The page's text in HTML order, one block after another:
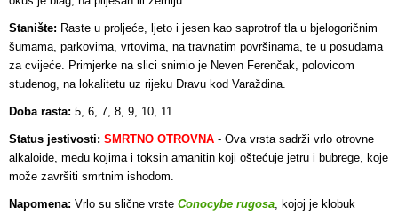
Stanište: Raste u proljeće, ljeto i jesen kao saprotrof tla u bjelogoričnim
šumama, parkovima, vrtovima, na travnatim površinama, te u posudama
za cvijeće. Primjerke na slici snimio je Neven Ferenčak, polovicom
studenog, na lokalitetu uz rijeku Dravu kod Varaždina.
Doba rasta: 5, 6, 7, 8, 9, 10, 11
Status jestivosti: SMRTNO OTROVNA - Ova vrsta sadrži vrlo otrovne
alkaloide, među kojima i toksin amanitin koji oštećuje jetru i bubrege, koje
može završiti smrtnim ishodom.
Napomena: Vrlo su slične vrste Conocybe rugosa, kojoj je klobuk